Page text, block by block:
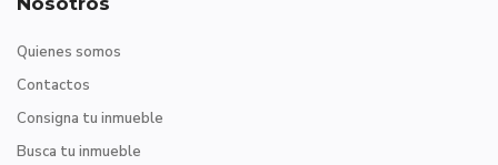
Quienes somos
Contactos
Consigna tu inmueble
Busca tu inmueble